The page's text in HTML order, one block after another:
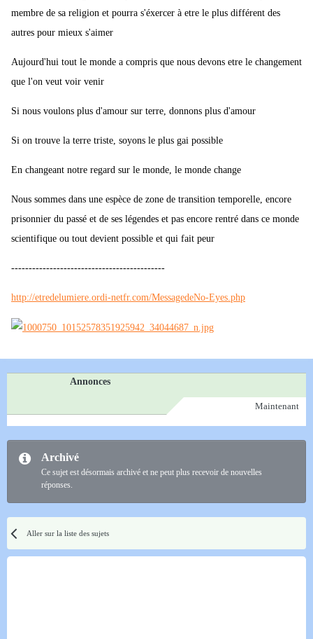
membre de sa religion et pourra s'éxercer à etre le plus différent des
autres pour mieux s'aimer
Aujourd'hui tout le monde a compris que nous devons etre le changement
que l'on veut voir venir
Si nous voulons plus d'amour sur terre, donnons plus d'amour
Si on trouve la terre triste, soyons le plus gai possible
En changeant notre regard sur le monde, le monde change
Nous sommes dans une espèce de zone de transition temporelle, encore
prisonnier du passé et de ses légendes et pas encore rentré dans ce monde
scientifique ou tout devient possible et qui fait peur
--------------------------------------------
http://etredelumiere.ordi-netfr.com/MessagedeNo-Eyes.php
Annonces
Maintenant
Archivé
Ce sujet est désormais archivé et ne peut plus recevoir de nouvelles
réponses.
Aller sur la liste des sujets